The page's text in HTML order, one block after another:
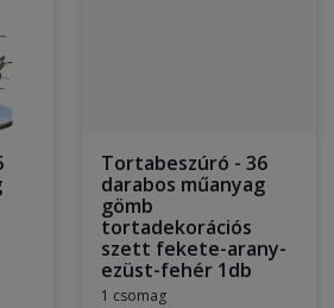
Tortabeszúró - 36
darabos műanyag
gömb
tortadekorációs
szett fekete-arany-
ezüst-fehér 1db
1 csomag